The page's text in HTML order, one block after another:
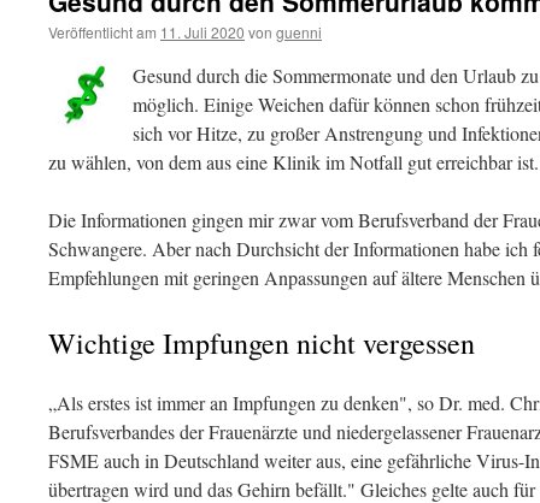
Veröffentlicht am 11. Juli 2020 von guenni
Gesund durch die Sommermonate und den Urlaub
möglich. Einige Weichen dafür können schon
sich vor Hitze, zu großer Anstrengung und
zu wählen, von dem aus eine Klinik im Notfall gut erreichbar ist.
Die Informationen gingen mir zwar vom Berufsverband der
Schwangere. Aber nach Durchsicht der Informationen habe ich
Empfehlungen mit geringen Anpassungen auf ältere Menschen
Wichtige Impfungen nicht vergessen
„Als erstes ist immer an Impfungen zu denken", so Dr. med.
Berufsverbandes der Frauenärzte und niedergelassener
FSME auch in Deutschland weiter aus, eine gefährliche Virus-
übertragen wird und das Gehirn befällt." Gleiches gelte auch